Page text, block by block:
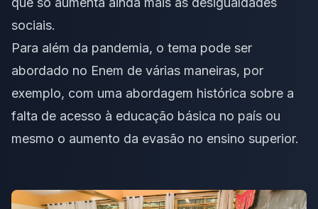
sociais.
Para além da pandemia, o tema pode ser
abordado no Enem de várias maneiras, por
exemplo, com uma abordagem histórica sobre a
falta de acesso à educação básica no país ou
mesmo o aumento da evasão no ensino superior.